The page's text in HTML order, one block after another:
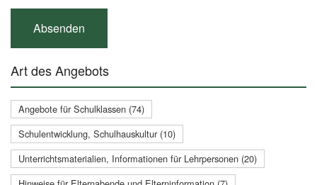
Art des Angebots
Angebote für Schulklassen (74)
Schulentwicklung, Schulhauskultur (10)
Unterrichtsmaterialien, Informationen für Lehrpersonen (20)